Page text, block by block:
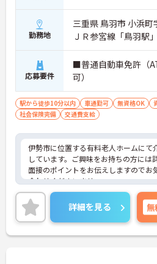
勤務地
三重県 鳥羽市 小浜
ＪＲ参宮線「鳥羽駅
応募要件
■普通自動車免許（
可）
駅から徒歩10分以内 車通勤可 無資格OK
社会保険完備
交通費支給
伊勢市に位置する有料老人ホームにて
しています。ご興味をお持ちの方には
面接のポイントをお伝えしますのでお
合わせくださいませ。
詳細を見る 無